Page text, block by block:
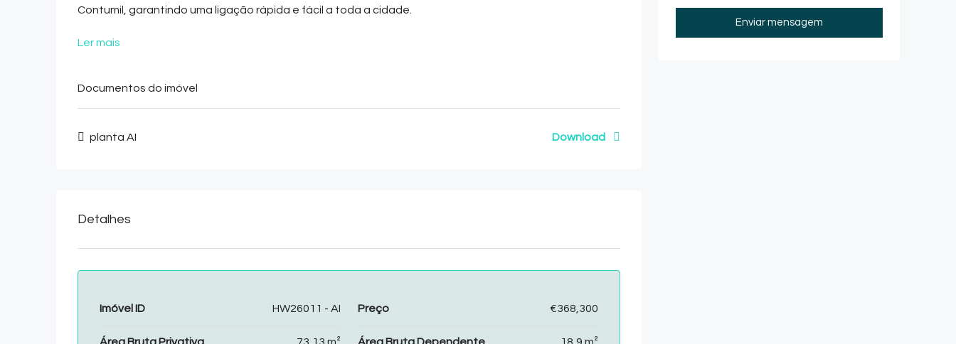
Contumil, garantindo uma ligação rápida e fácil a toda a cidade.
Ler mais
Documentos do imóvel
planta AI Download
Detalhes
Imóvel ID HW26011 - AI Preço €368,300
Enviar mensagem